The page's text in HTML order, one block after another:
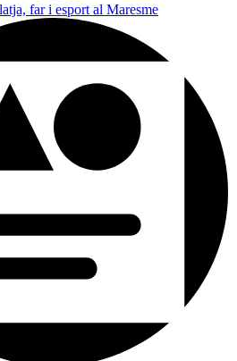
far i esport al Maresme